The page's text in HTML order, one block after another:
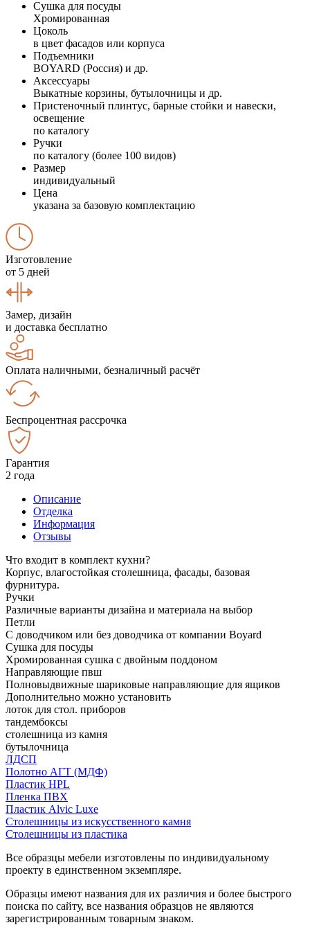
Сушка для посуды
Хромированная
Цоколь
в цвет фасадов или корпуса
Подъемники
BOYARD (Россия) и др.
Аксессуары
Выкатные корзины, бутылочницы и др.
Пристеночный плинтус, барные стойки и навески,
освещение
по каталогу
Ручки
по каталогу (более 100 видов)
Размер
индивидуальный
Цена
указана за базовую комплектацию
Изготовление
от 5 дней
Замер, дизайн
и доставка бесплатно
Оплата наличными, безналичный расчёт
Беспроцентная рассрочка
Гарантия
2 года
Описание
Отделка
Информация
Отзывы
Что входит в комплект кухни?
Корпус, влагостойкая столешница, фасады, базовая
фурнитура.
Ручки
Различные варианты дизайна и материала на выбор
Петли
С доводчиком или без доводчика от компании Boyard
Сушка для посуды
Хромированная сушка с двойным поддоном
Направляющие пвш
Полновыдвижные шариковые направляющие для ящиков
Дополнительно можно установить
лоток для стол. приборов
тандембоксы
столешница из камня
бутылочница
ЛДСП
Полотно АГТ (МДФ)
Пластик HPL
Пленка ПВХ
Пластик Alvic Luxe
Столешницы из искусственного камня
Столешницы из пластика
Все образцы мебели изготовлены по индивидуальному
проекту в единственном экземпляре.
Образцы имеют названия для их различия и более быстрого
поиска по сайту, все названия образцов не являются
зарегистрированным товарным знаком.